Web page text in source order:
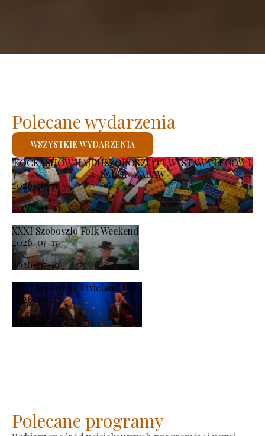
KOCKASHOW HAJDÚSZOBOSZLÓ – WYSTAWA LEGO® I
SALON ZABAW
2026-07-11
-
2026-08-23
XXXI Szoboszlo Folk Weekend
2026-07-17
-
2026-07-19
XXXI Szoboszló Dixieland Days
2026-08-21
-
2026-08-23
Polecane wydarzenia
WSZYSTKIE WYDARZENIA
Polecane programy